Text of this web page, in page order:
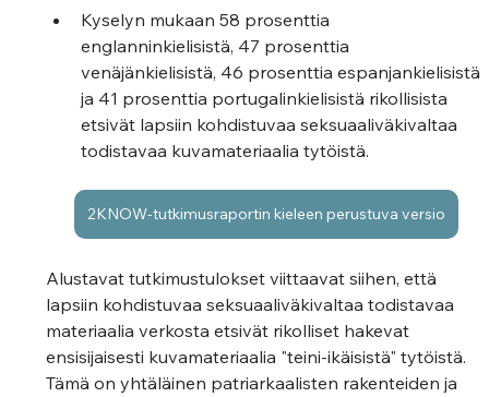
Kyselyn mukaan 58 prosenttia
englanninkielisistä, 47 prosenttia
venäjänkielisistä, 46 prosenttia espanjankielisistä
ja 41 prosenttia portugalinkielisistä rikollisista
etsivät lapsiin kohdistuvaa seksuaaliväkivaltaa
todistavaa kuvamateriaalia tytöistä.
2KNOW-tutkimusraportin kieleen perustuva versio
Alustavat tutkimustulokset viittaavat siihen, että
lapsiin kohdistuvaa seksuaaliväkivaltaa todistavaa
materiaalia verkosta etsivät rikolliset hakevat
ensisijaisesti kuvamateriaalia "teini-ikäisistä" tytöistä.
Tämä on yhtäläinen patriarkaalisten rakenteiden ja